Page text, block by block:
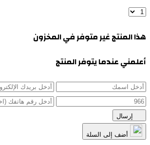
هذا المنتج غير متوفر في المخزون
أعلمني عندما يتوفر المنتج